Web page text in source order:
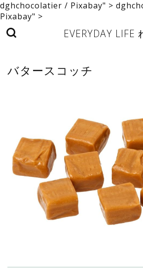
dghchocolatier / Pixabay" >
Pixabay" >
EVERYDAY LIFE
バタースコッチ